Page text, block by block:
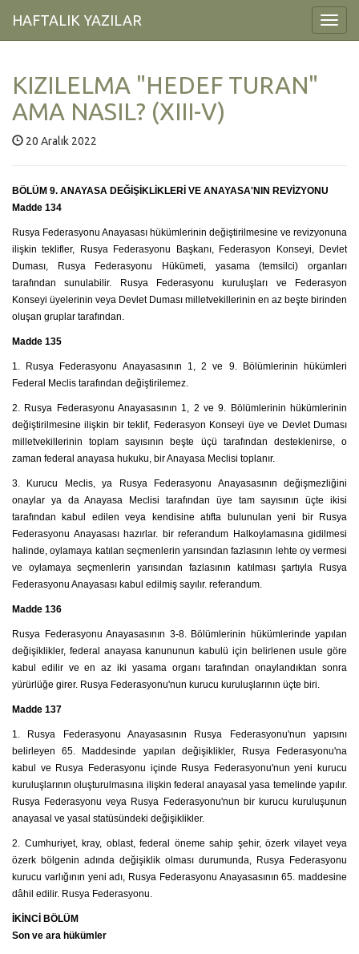
HAFTALIK YAZILAR
KIZILELMA "HEDEF TURAN"
AMA NASIL? (XIII-V)
20 Aralık 2022
BÖLÜM 9. ANAYASA DEĞİŞİKLİKLERİ VE ANAYASA'NIN REVİZYONU
Madde 134
Rusya Federasyonu Anayasası hükümlerinin değiştirilmesine ve revizyonuna
ilişkin teklifler, Rusya Federasyonu Başkanı, Federasyon Konseyi, Devlet
Duması, Rusya Federasyonu Hükümeti, yasama (temsilci) organları
tarafından sunulabilir. Rusya Federasyonu kuruluşları ve Federasyon
Konseyi üyelerinin veya Devlet Duması milletvekillerinin en az beşte birinden
oluşan gruplar tarafından.
Madde 135
1. Rusya Federasyonu Anayasasının 1, 2 ve 9. Bölümlerinin hükümleri
Federal Meclis tarafından değiştirilemez.
2. Rusya Federasyonu Anayasasının 1, 2 ve 9. Bölümlerinin hükümlerinin
değiştirilmesine ilişkin bir teklif, Federasyon Konseyi üye ve Devlet Duması
milletvekillerinin toplam sayısının beşte üçü tarafından desteklenirse, o
zaman federal anayasa hukuku, bir Anayasa Meclisi toplanır.
3. Kurucu Meclis, ya Rusya Federasyonu Anayasasının değişmezliğini
onaylar ya da Anayasa Meclisi tarafından üye tam sayısının üçte ikisi
tarafından kabul edilen veya kendisine atıfta bulunulan yeni bir Rusya
Federasyonu Anayasası hazırlar. bir referandum Halkoylamasına gidilmesi
halinde, oylamaya katılan seçmenlerin yarısından fazlasının lehte oy vermesi
ve oylamaya seçmenlerin yarısından fazlasının katılması şartıyla Rusya
Federasyonu Anayasası kabul edilmiş sayılır. referandum.
Madde 136
Rusya Federasyonu Anayasasının 3-8. Bölümlerinin hükümlerinde yapılan
değişiklikler, federal anayasa kanununun kabulü için belirlenen usule göre
kabul edilir ve en az iki yasama organı tarafından onaylandıktan sonra
yürürlüğe girer. Rusya Federasyonu'nun kurucu kuruluşlarının üçte biri.
Madde 137
1. Rusya Federasyonu Anayasasının Rusya Federasyonu'nun yapısını
belirleyen 65. Maddesinde yapılan değişiklikler, Rusya Federasyonu'na
kabul ve Rusya Federasyonu içinde Rusya Federasyonu'nun yeni kurucu
kuruluşlarının oluşturulmasına ilişkin federal anayasal yasa temelinde yapılır.
Rusya Federasyonu veya Rusya Federasyonu'nun bir kurucu kuruluşunun
anayasal ve yasal statüsündeki değişiklikler.
2. Cumhuriyet, kray, oblast, federal öneme sahip şehir, özerk vilayet veya
özerk bölgenin adında değişiklik olması durumunda, Rusya Federasyonu
kurucu varlığının yeni adı, Rusya Federasyonu Anayasasının 65. maddesine
dâhil edilir. Rusya Federasyonu.
İKİNCİ BÖLÜM
Son ve ara hükümler